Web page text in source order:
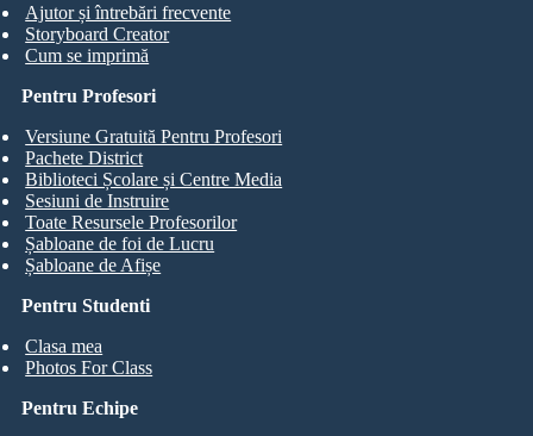
Ajutor și întrebări frecvente
Storyboard Creator
Cum se imprimă
Pentru Studenti
Clasa mea
Photos For Class
Pentru Profesori
Versiune Gratuită Pentru Profesori
Pachete District
Biblioteci Școlare și Centre Media
Sesiuni de Instruire
Toate Resursele Profesorilor
Șabloane de foi de Lucru
Șabloane de Afișe
Pentru Echipe